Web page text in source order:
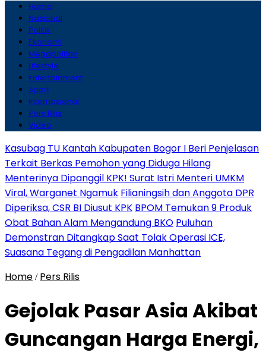
Home
Nasional
Politik
Ekonomi
Megapolitan
Lifestyle
Entertainment
Sport
Internasional
Pers Rilis
Video
Kasubag TU Kantah Kabupaten Bogor I Beri Penjelasan
Terkait Berkas Pemohon yang Diduga Hilang
Menterinya Dipanggil KPK! Surat Istri Menteri UMKM
Viral, Warganet Ngamuk Filianingsih dan Anggota DPR
Diperiksa, CSR BI Diusut KPK BPOM Temukan 9 Produk
Obat Bahan Alam Mengandung BKO Puluhan
Demonstran Ditangkap Saat Tolak Operasi ICE,
Suasana Tegang di Pengadilan Manhattan
Home / Pers Rilis
Gejolak Pasar Asia Akibat
Guncangan Harga Energi,